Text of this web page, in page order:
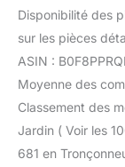
Disponibilité des
sur les pièces
ASIN :
Moyenne des
Classement des
Jardin ( Voir les
681 en